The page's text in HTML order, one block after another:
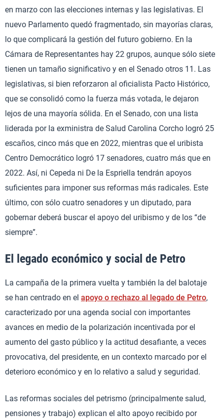
en marzo con las elecciones internas y las legislativas. El
nuevo Parlamento quedó fragmentado, sin mayorías claras,
lo que complicará la gestión del futuro gobierno. En la
Cámara de Representantes hay 22 grupos, aunque sólo siete
tienen un tamaño significativo y en el Senado otros 11. Las
legislativas, si bien reforzaron al oficialista Pacto Histórico,
que se consolidó como la fuerza más votada, le dejaron
lejos de una mayoría sólida. En el Senado, con una lista
liderada por la exministra de Salud Carolina Corcho logró 25
escaños, cinco más que en 2022, mientras que el uribista
Centro Democrático logró 17 senadores, cuatro más que en
2022. Así, ni Cepeda ni De la Espriella tendrán apoyos
suficientes para imponer sus reformas más radicales. Este
último, con sólo cuatro senadores y un diputado, para
gobernar deberá buscar el apoyo del uribismo y de los “de
siempre”.
El legado económico y social de Petro
La campaña de la primera vuelta y también la del balotaje
se han centrado en el apoyo o rechazo al legado de Petro,
caracterizado por una agenda social con importantes
avances en medio de la polarización incentivada por el
aumento del gasto público y la actitud desafiante, a veces
provocativa, del presidente, en un contexto marcado por el
deterioro económico y en lo relativo a salud y seguridad.
Las reformas sociales del petrismo (principalmente salud,
pensiones y trabajo) explican el alto apoyo recibido por